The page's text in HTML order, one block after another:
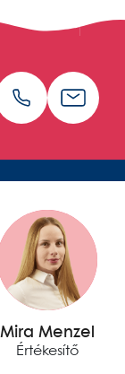
Mira Menzel
Értékesítő